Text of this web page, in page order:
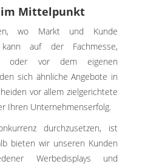
Mittelpunkt
wo Markt und Kunde
auf der Fachmesse,
oder vor dem eigenen
sich ähnliche Angebote in
vor allem zielgerichtete
Ihren Unternehmenserfolg.
durchzusetzen, ist
bieten wir unseren Kunden
Werbedisplays und